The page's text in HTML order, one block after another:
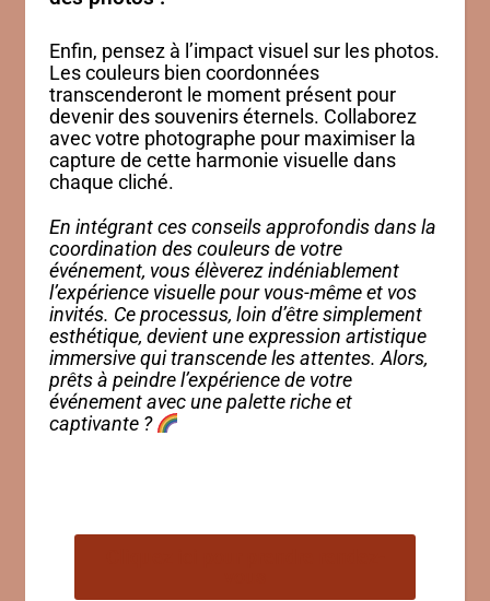
Enfin, pensez à l’impact visuel sur les photos.
Les couleurs bien coordonnées
transcenderont le moment présent pour
devenir des souvenirs éternels. Collaborez
avec votre photographe pour maximiser la
capture de cette harmonie visuelle dans
chaque cliché.
En intégrant ces conseils approfondis dans la
coordination des couleurs de votre
événement, vous élèverez indéniablement
l’expérience visuelle pour vous-même et vos
invités. Ce processus, loin d’être simplement
esthétique, devient une expression artistique
immersive qui transcende les attentes. Alors,
prêts à peindre l’expérience de votre
événement avec une palette riche et
captivante ?